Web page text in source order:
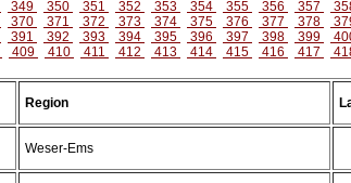
349 350 351 352 353 354 355 356 357
370 371 372 373 374 375 376 377 378
391 392 393 394 395 396 397 398 399
409 410 411 412 413 414 415 416 417
Region
Weser-Ems